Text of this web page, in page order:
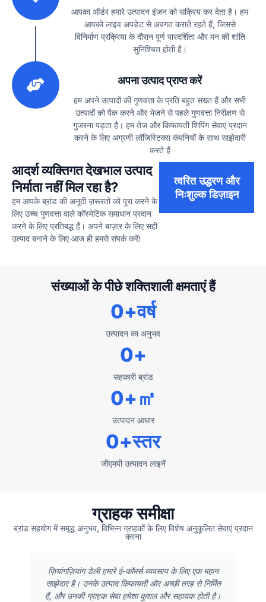
आपका ऑर्डर हमारे उत्पादन इंजन को सक्रिय कर देता है। हम
आपको लाइव अपडेट से अवगत कराते रहते हैं, जिससे
विनिर्माण प्रक्रिया के दौरान पूर्ण पारदर्शिता और मन की शांति
सुनिश्चित होती है।
अपना उत्पाद प्राप्त करें
हम अपने उत्पादों की गुणवत्ता के प्रति बहुत सख्त हैं और सभी
उत्पादों को पैक करने और भेजने से पहले गुणवत्ता निरीक्षण से
गुजरना पड़ता है। हम तेज और किफायती शिपिंग सेवाएं प्रदान
करने के लिए अग्रणी लॉजिस्टिक्स कंपनियों के साथ साझेदारी
करते हैं
आदर्श व्यक्तिगत देखभाल उत्पाद
निर्माता नहीं मिल रहा है?
हम आपके ब्रांड की अनूठी ज़रूरतों को पूरा करने के
लिए उच्च गुणवत्ता वाले कॉस्मेटिक समाधान प्रदान
करने के लिए प्रतिबद्ध हैं। अपने बाज़ार के लिए सही
उत्पाद बनाने के लिए आज ही हमसे संपर्क करें!
त्वरित उद्धरण और
निःशुल्क डिज़ाइन
संख्याओं के पीछे शक्तिशाली क्षमताएं हैं
उत्पादन का अनुभव
0+वर्ष
सहकारी ब्रांड
0+
उत्पादन आधार
0+㎡
जीएमपी उत्पादन लाइनें
0+स्तर
ग्राहक समीक्षा
ब्रांड सहयोग में समृद्ध अनुभव, विभिन्न ग्राहकों के लिए विशेष अनुकूलित सेवाएं प्रदान
करना
ज़ियांगज़ियांग डेली हमारे ई-कॉमर्स व्यवसाय के लिए एक महान
साझेदार है। उनके उत्पाद किफायती और अच्छी तरह से निर्मित
हैं, और उनकी ग्राहक सेवा हमेशा कुशल और सहायक होती है।